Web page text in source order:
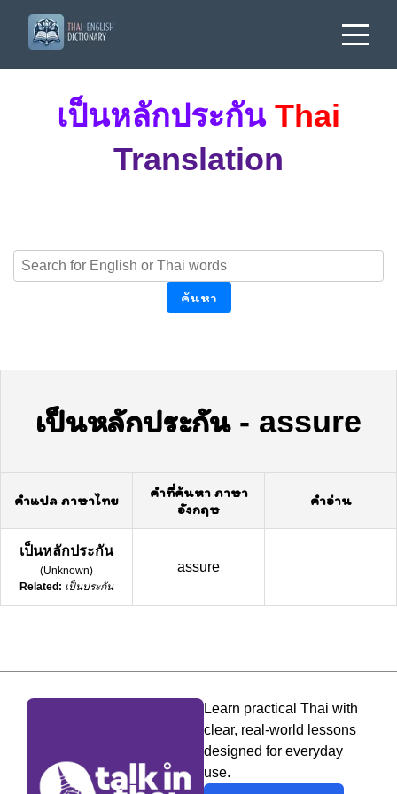
เป็นหลักประกัน Thai
Translation
ค้นหา
เป็นหลักประกัน- assure
คำแปล ภาษาไทย
คำที่ค้นหา ภาษา
อังกฤษ
คำอ่าน
เป็นหลักประกัน
(Unknown)
Related: เป็นประกัน
assure
Learn practical Thai with
clear, real-world lessons
designed for everyday
use.